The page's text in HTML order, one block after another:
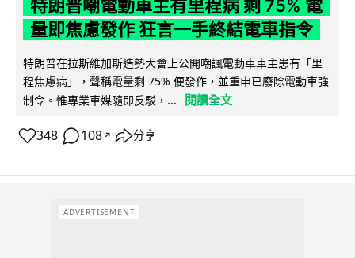
特朗普嘲電動車主有里程病 剩 75% 電
量即焦慮發作 狂言一手終結電車指令
特朗普在拉斯維加斯造勢大會上公開嘲諷電動車車主患有「里
程焦慮病」，聲稱電量剩 75% 便發作，並重申已廢除電動車強
制令。惟專業車媒隨即反駁，...
閱讀全文
348 108 ↗ 分享
ADVERTISEMENT